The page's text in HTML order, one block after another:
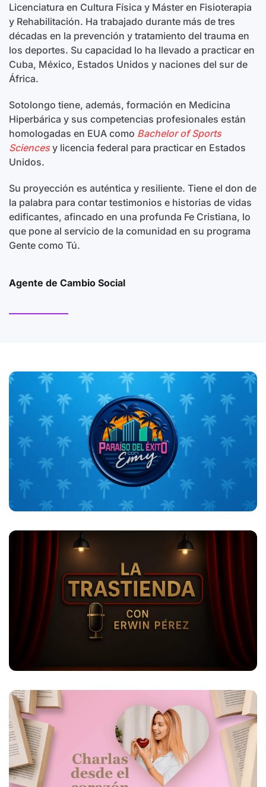
Licenciatura en Cultura Física y Máster en Fisioterapia
y Rehabilitación. Ha trabajado durante más de tres
décadas en la prevención y tratamiento del trauma en
los deportes. Su capacidad lo ha llevado a practicar en
Cuba, México, Estados Unidos y naciones del sur de
África.
Sotolongo tiene, además, formación en Medicina
Hiperbárica y sus competencias profesionales están
homologadas en EUA como Bachelor of Sports
Sciencesy licencia federal para practicar en Estados
Unidos.
Su proyección es auténtica y resiliente. Tiene el don de
la palabra para contar testimonios e historias de vidas
edificantes, afincado en una profunda Fe Cristiana, lo
que pone al servicio de la comunidad en su programa
Gente como Tú.
Agente de Cambio Social